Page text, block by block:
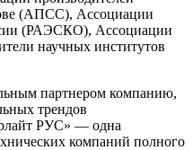
(АПСС), Ассоциации
(РАЭСКО), Ассоциации
научных институтов
партнером компанию,
трендов
РУС» — одна
компаний полного